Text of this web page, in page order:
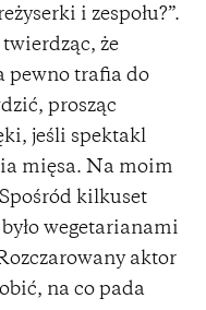
i zespołu?”.
że
pewno trafia do
prosząc
jeśli spektakl
mięsa. Na moim
kilkuset
wegetarianami
aktor
na co pada